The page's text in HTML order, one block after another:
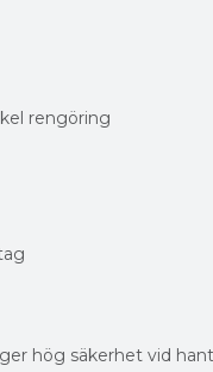
rengöring
hög säkerhet vid